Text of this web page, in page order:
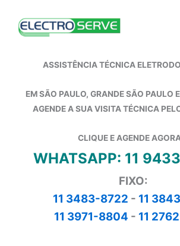
ASSISTÊNCIA TÉCNICA
EM SÃO PAULO, GRANDE SÃO PAULO
AGENDE A SUA VISITA TÉCNICA
CLIQUE E AGENDE
WHATSAPP: 11
FIXO:
11 3483-8722 - 11
11 3971-8804 - 11